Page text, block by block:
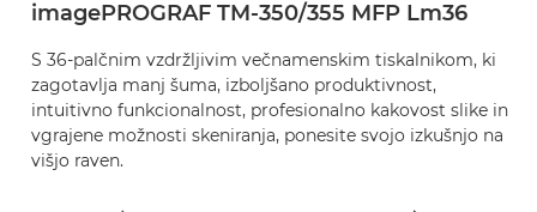
imagePROGRAF TM-350/355 MFP Lm36
S 36-palčnim vzdržljivim večnamenskim tiskalnikom, ki
zagotavlja manj šuma, izboljšano produktivnost,
intuitivno funkcionalnost, profesionalno kakovost slike in
vgrajene možnosti skeniranja, ponesite svojo izkušnjo na
višjo raven.